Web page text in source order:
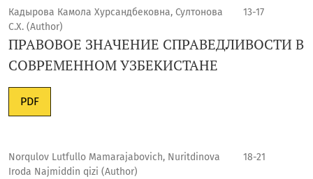
Кадырова Камола Хурсандбековна, Султонова
С.Х. (Author)
13-17
ПРАВОВОЕ ЗНАЧЕНИЕ СПРАВЕДЛИВОСТИ В
СОВРЕМЕННОМ УЗБЕКИСТАНЕ
PDF
Norqulov Lutfullo Mamarajabovich, Nuritdinova
Iroda Najmiddin qizi (Author)
18-21